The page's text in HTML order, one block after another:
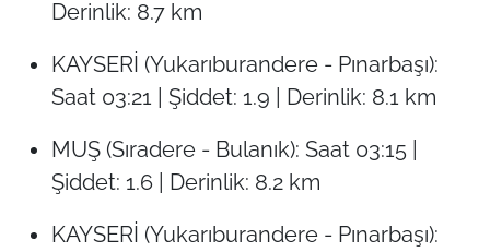
Derinlik: 8.7 km
KAYSERİ (Yukarıburandere - Pınarbaşı):
Saat 03:21 | Şiddet: 1.9 | Derinlik: 8.1 km
MUŞ (Sıradere - Bulanık): Saat 03:15 |
Şiddet: 1.6 | Derinlik: 8.2 km
KAYSERİ (Yukarıburandere - Pınarbaşı):